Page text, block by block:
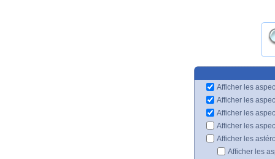
Afficher les
Afficher les
Afficher les
Afficher les
Afficher les
Afficher les